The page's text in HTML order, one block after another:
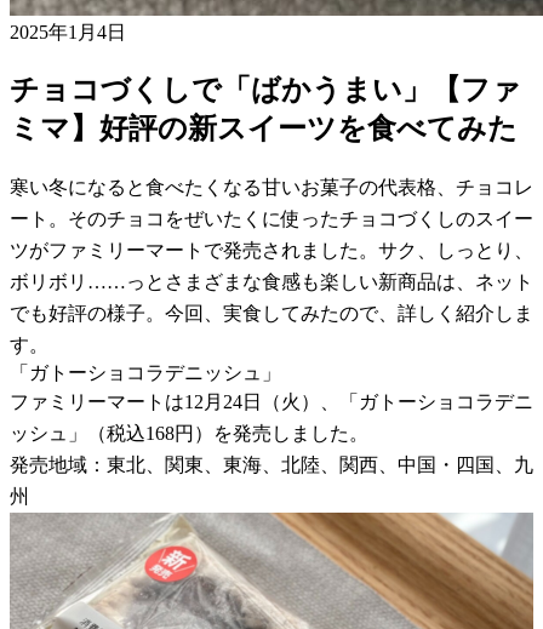
2025年1月4日
チョコづくしで「ばかうまい」【ファ
ミマ】好評の新スイーツを食べてみた
寒い冬になると食べたくなる甘いお菓子の代表格、チョコレ
ート。そのチョコをぜいたくに使ったチョコづくしのスイー
ツがファミリーマートで発売されました。サク、しっとり、
ボリボリ……っとさまざまな食感も楽しい新商品は、ネット
でも好評の様子。今回、実食してみたので、詳しく紹介しま
す。
「ガトーショコラデニッシュ」
ファミリーマートは12月24日（火）、「ガトーショコラデニ
ッシュ」（税込168円）を発売しました。
発売地域：東北、関東、東海、北陸、関西、中国・四国、九
州